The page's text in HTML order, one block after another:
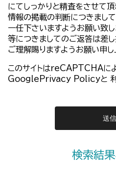
にてしっかりと精査をさせて頂
情報の掲載の判断につきまし
一任下さいますようお願い致し
等につきましてのご返答は差
ご理解賜りますようお願い申し
このサイトはreCAPTCHAによ
GooglePrivacy Policyと
検索結